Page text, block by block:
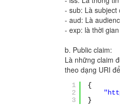
- sub: Là subject
- aud: Là
- exp: là thời
b. Public claim:
Là những claim
theo dạng URI
1
2
3
{
"
}